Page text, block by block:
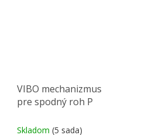
VIBO mechanizmus
pre spodný roh P
Skladom (5 sada)